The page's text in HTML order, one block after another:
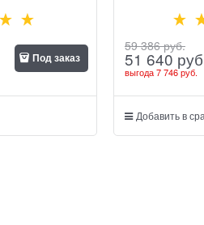
Под заказ
59 386 руб.
51 640
выгода7 746 руб.
Добавить в